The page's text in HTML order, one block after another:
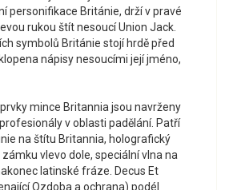
personifikace Británie, drží v pravé
rukou štít nesoucí Union Jack.
symbolů Británie stojí hrdě před
nápisy nesoucími její jméno,
mince Britannia jsou navrženy
v oblasti padělání. Patří
na štítu Britannia, holografický
vlevo dole, speciální vlna na
latinské fráze. Decus Et
Ozdoba a ochrana) podél